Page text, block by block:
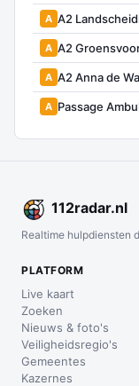
A A2
A A2
A A2 Anna de
A Passage
112radar.nl
Realtime hulpdiensten
PLATFORM
Live kaart
Zoeken
Nieuws & foto's
Veiligheidsregio's
Gemeentes
Kazernes